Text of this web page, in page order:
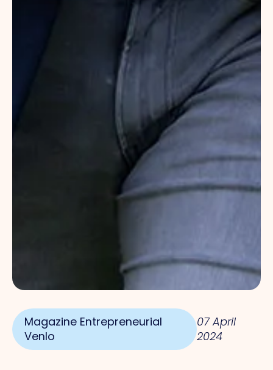
Magazine Entrepreneurial
Venlo
07 April
2024